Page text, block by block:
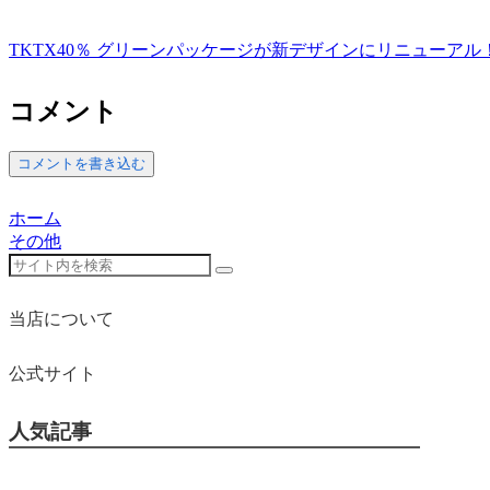
TKTX40％ グリーンパッケージが新デザインにリニューアル
コメント
コメントを書き込む
ホーム
その他
当店について
公式サイト
人気記事